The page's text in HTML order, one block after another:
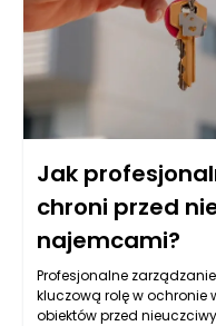
Jak
chroni przed
najemcami?
Profesjonalne
kluczową rolę w ochronie
obiektów przed